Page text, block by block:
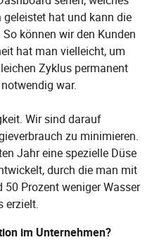
geleistet hat und kann die
können wir den Kunden
hat man vielleicht, um
Zyklus permanent
war.
Wir sind darauf
zu minimieren.
Jahr eine spezielle Düse
durch die man mit
50 Prozent weniger Wasser
erzielt.
im Unternehmen?